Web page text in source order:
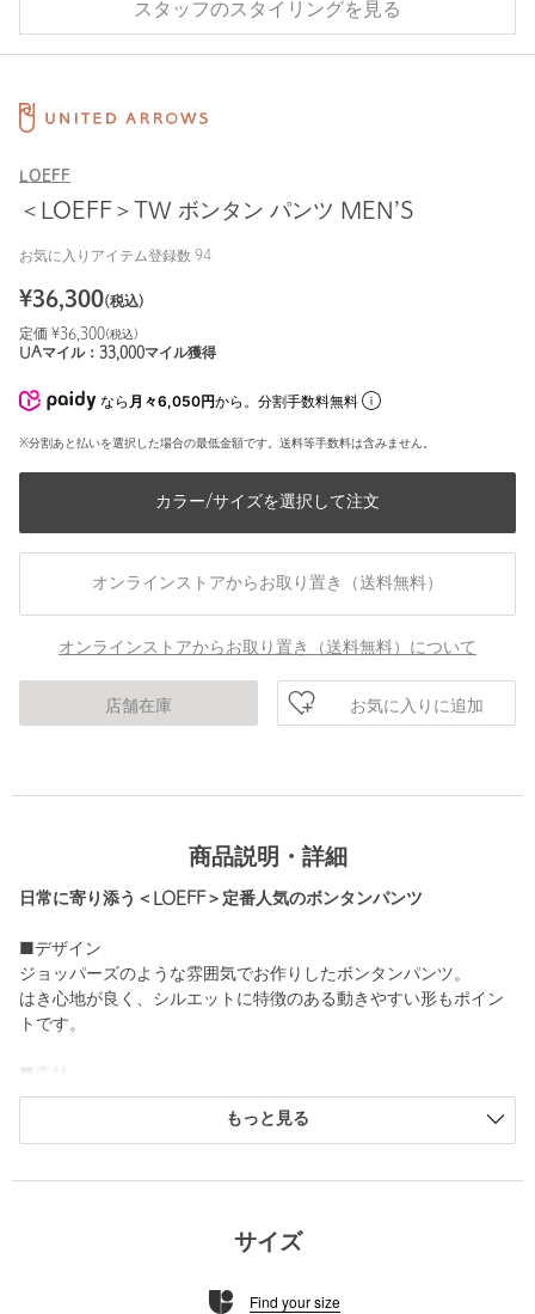
スタッフのスタイリングを見る
LOEFF
＜LOEFF＞TW ボンタン パンツ MEN’S
お気に入りアイテム登録数 94
¥36,300(税込)
定価 ¥36,300(税込)
UAマイル： 33,000マイル獲得
なら 月々6,050円から。分割手数料無料
※分割あと払いを選択した場合の最低金額です。送料等手数料は含みません。
カラー/サイズを選択して注文
オンラインストアからお取り置き（送料無料）
オンラインストアからお取り置き（送料無料）について
店舗在庫 お気に入りに追加
商品説明・詳細
日常に寄り添う＜LOEFF＞定番人気のボンタンパンツ
■デザイン
ジョッパーズのような雰囲気でお作りしたボンタンパンツ。
はき心地が良く、シルエットに特徴のある動きやすい形もポイン
トです。
表面は毛、裏面はポリエステル糸に組織されたダブルクロス素
を兼ね備えたキャバリーツイルのような目面の素材です。
============================
もっと見る
サイズ
Find your size